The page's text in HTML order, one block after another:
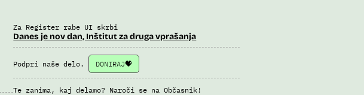
Za Register rabe UI skrbi
Danes je nov dan, Inštitut za druga vprašanja
Podpri naše delo. DONIRAJ
Te zanima, kaj delamo? Naroči se na Občasnik!